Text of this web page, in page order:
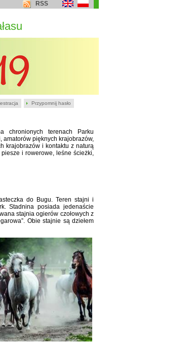
Przypomnij hasło
RSS
chronionych terenach Parku
amatorów pięknych krajobrazów,
krajobrazów i kontaktu z naturą
i rowerowe, leśne ścieżki,
do Bugu. Teren stajni i
Stadnina posiada jedenaście
stajnia ogierów czołowych z
Obie stajnie są dziełem